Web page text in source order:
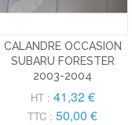
CALANDRE OCCASION
SUBARU FORESTER
2003-2004
HT : 41,32 €
TTC : 50,00 €